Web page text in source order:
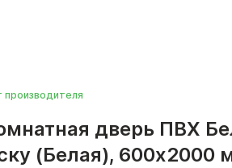
производителя
дверь ПВХ
(Белая), 600x2000